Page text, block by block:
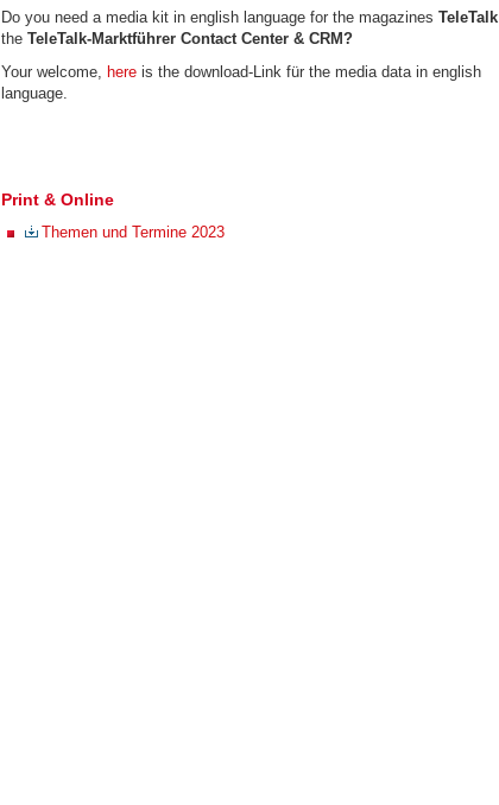
Do you need a media kit in english language for the magazines TeleTalk
the TeleTalk-Marktführer Contact Center & CRM?
Your welcome, here is the download-Link für the media data in english
language.
Print & Online
Themen und Termine 2023